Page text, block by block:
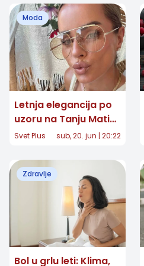
Moda
Letnja elegancija po
uzoru na Tanju Matić:
Minimalizam koji
mode
Svet Plus sub, 20. jun | 20:22
Zdravlje
Bol u grlu leti: Klima,